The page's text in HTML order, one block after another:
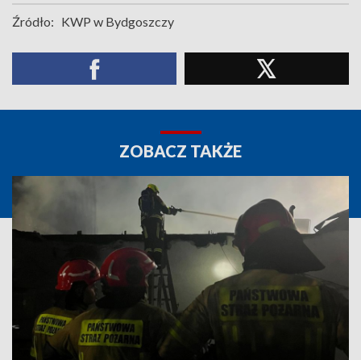
Źródło: KWP w Bydgoszczy
ZOBACZ TAKŻE